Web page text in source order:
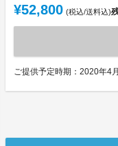
¥52,800 (税込/送料込)
ご提供予定時期：2020年4